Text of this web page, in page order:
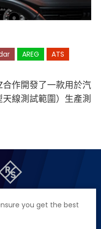
you get the best
AREG ATS
作開發了一款用於汽
線測試範圍）生產測
網站聲明
4樓